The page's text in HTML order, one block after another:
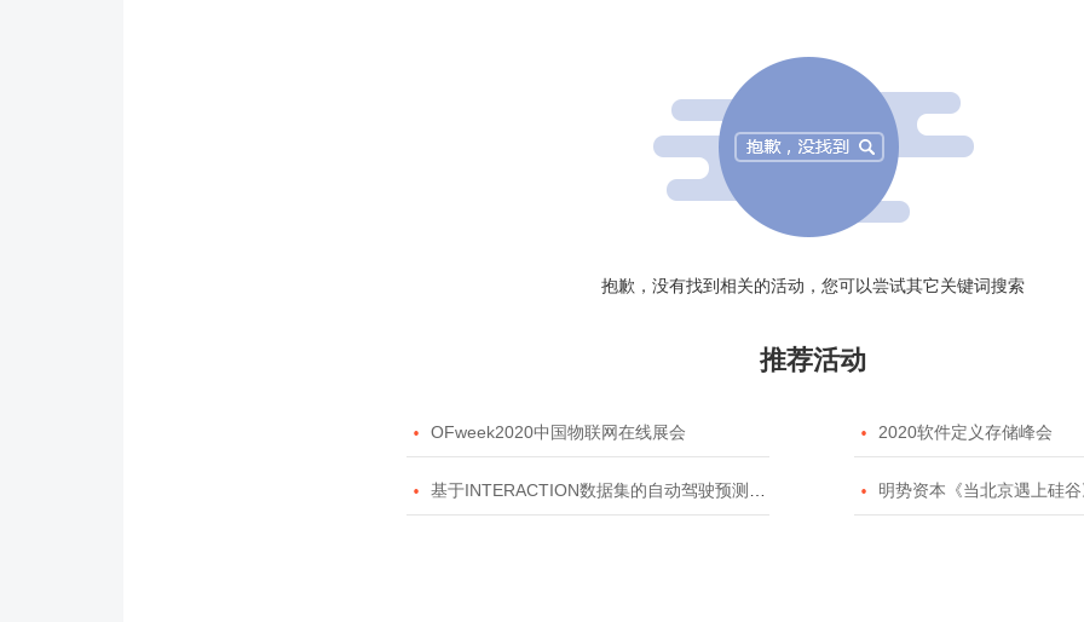
抱歉，没有找到相关的活动，您可以尝试其它关键词搜索
推荐活动
 OFweek2020中国物联网在线展会  2020软件定义存储峰会
 基于INTERACTION数据集的自动驾驶预测模型挑战赛  明势资本《当北京遇上硅谷》系列